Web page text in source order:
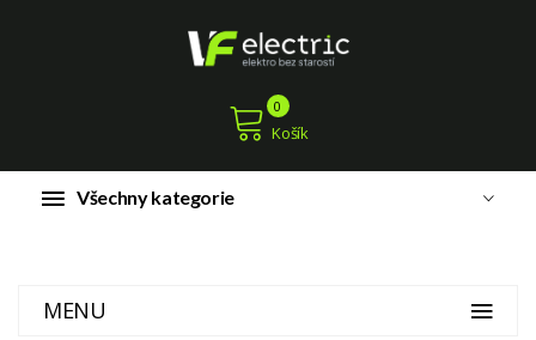
Košík
0
Všechny kategorie
MENU